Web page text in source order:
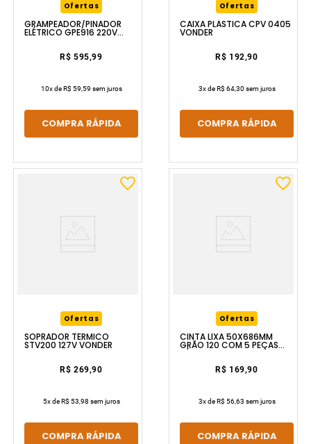
Ofertas
GRAMPEADOR/PINADOR
ELÉTRICO GPE916 220V
R$ 595,99
10x deR$ 59,59 sem juros
COMPRA RÁPIDA
Ofertas
CAIXA PLÁSTICA CPV 0405
VONDER
R$ 192,90
3x deR$ 64,30 sem juros
COMPRA RÁPIDA
Ofertas
SOPRADOR TÉRMICO
STV200 127V VONDER
R$ 269,90
5x deR$ 53,98 sem juros
COMPRA RÁPIDA
Ofertas
CINTA LIXA 50X686MM
GRÃO 120 COM 5 PEÇAS
P/MLV370 VONDER
R$ 169,90
3x deR$ 56,63 sem juros
COMPRA RÁPIDA